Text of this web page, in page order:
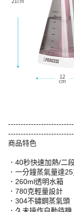
商品特色
．40秒快速加熱/二
．一分鐘蒸氣量達
．260ml透明水箱
．780克輕量設計
．304不鏽鋼蒸氣頭